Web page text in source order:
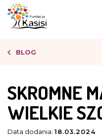
BLOG
SKROMNE
WIELKIE
Data dodania: 18.03.2024